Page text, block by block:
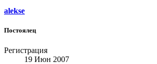
alekse
Постоялец
Регистрация
19 Июн 2007